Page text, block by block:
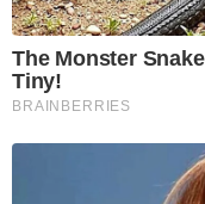
The Monster
Tiny!
BRAINBERRIES